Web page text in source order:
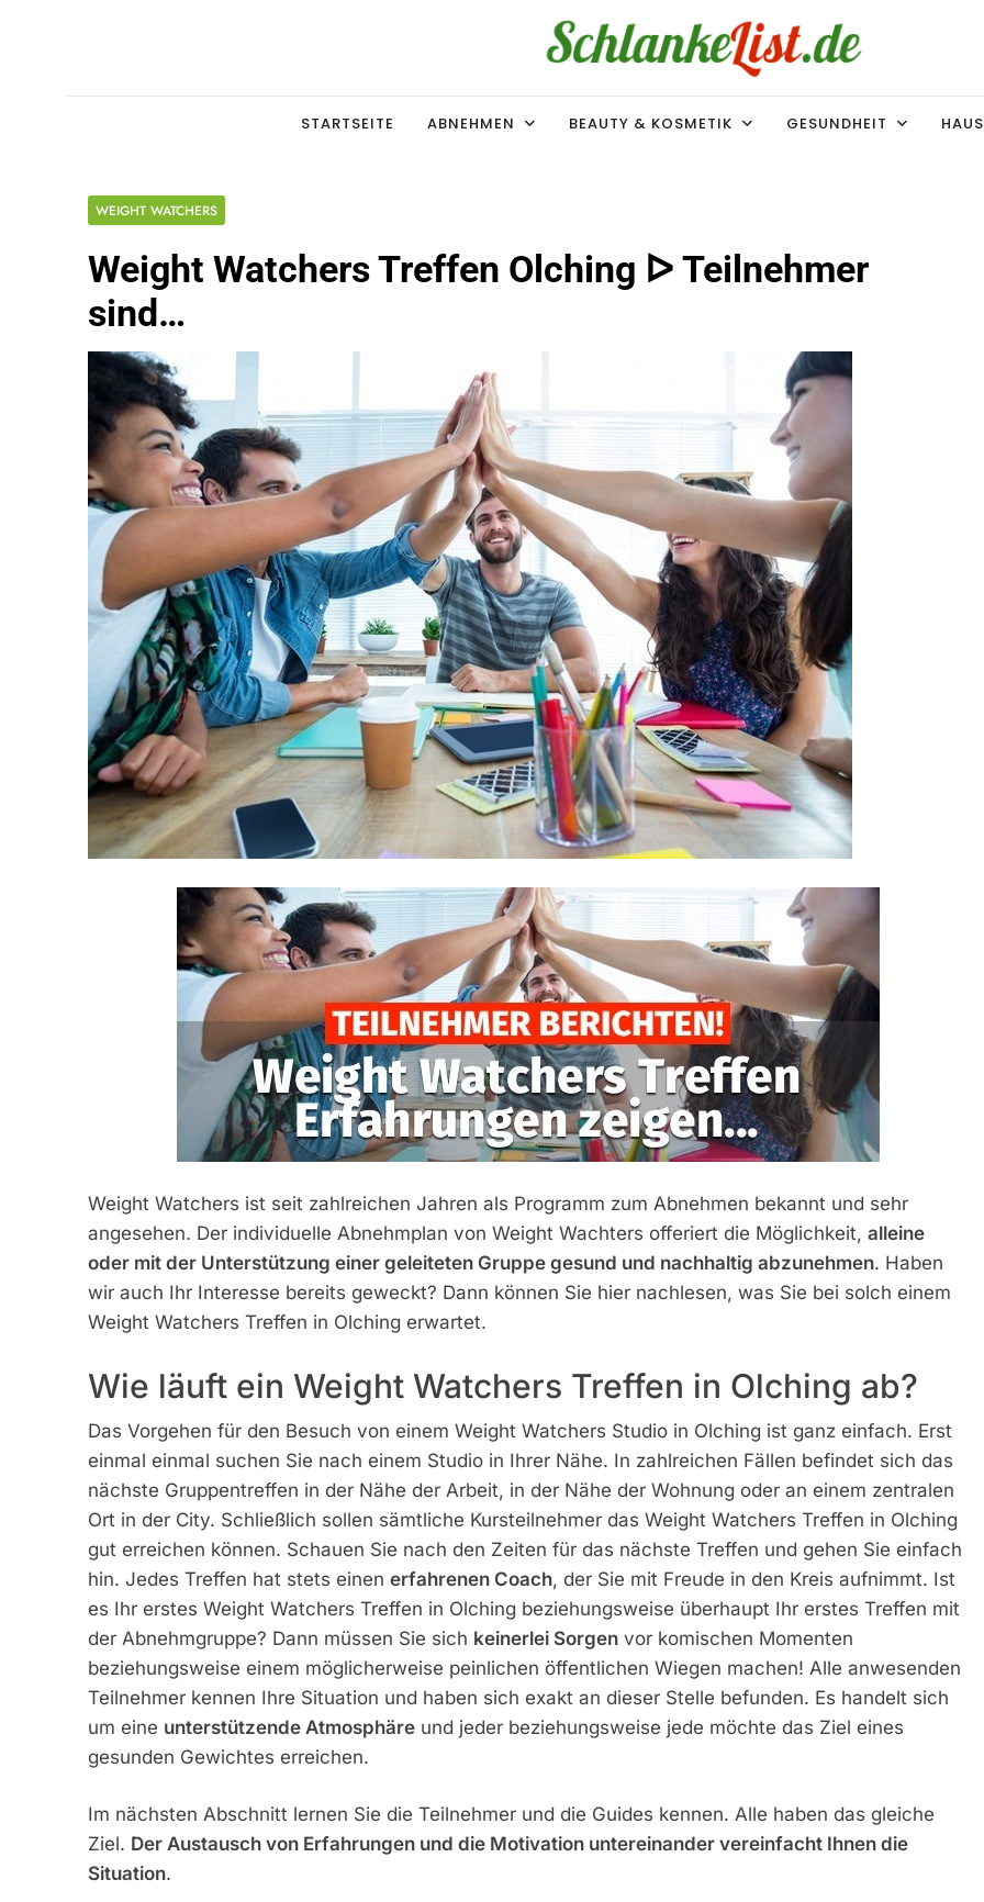
Schlanke-List.de
MAGERSUCHT. BULIMIE. ADIPOSITAS? SIE SIND NICHT ALLEIN!
STARTSEITE
ABNEHMEN BEAUTY & KOSMETIK GESUNDHEIT
WEIGHT WATCHERS
Weight Watchers Treffen Olching ᐅ Teilnehmer
sind…
Weight Watchers ist seit zahlreichen Jahren als Programm zum Abnehmen bekannt und sehr
angesehen. Der individuelle Abnehmplan von Weight Wachters offeriert die Möglichkeit, alleine
oder mit der Unterstützung einer geleiteten Gruppe gesund und nachhaltig abzunehmen. Haben
wir auch Ihr Interesse bereits geweckt? Dann können Sie hier nachlesen, was Sie bei solch einem
Weight Watchers Treffen in Olching erwartet.
Wie läuft ein Weight Watchers Treffen in Olching ab?
Das Vorgehen für den Besuch von einem Weight Watchers Studio in Olching ist ganz einfach. Erst
einmal einmal suchen Sie nach einem Studio in Ihrer Nähe. In zahlreichen Fällen befindet sich das
nächste Gruppentreffen in der Nähe der Arbeit, in der Nähe der Wohnung oder an einem zentralen
Ort in der City. Schließlich sollen sämtliche Kursteilnehmer das Weight Watchers Treffen in Olching
gut erreichen können. Schauen Sie nach den Zeiten für das nächste Treffen und gehen Sie einfach
hin. Jedes Treffen hat stets einen erfahrenen Coach, der Sie mit Freude in den Kreis aufnimmt. Ist
es Ihr erstes Weight Watchers Treffen in Olching beziehungsweise überhaupt Ihr erstes Treffen mit
der Abnehmgruppe? Dann müssen Sie sich keinerlei Sorgenvor komischen Momenten
beziehungsweise einem möglicherweise peinlichen öffentlichen Wiegen machen! Alle anwesenden
Teilnehmer kennen Ihre Situation und haben sich exakt an dieser Stelle befunden. Es handelt sich
um eine unterstützende Atmosphäreund jeder beziehungsweise jede möchte das Ziel eines
gesunden Gewichtes erreichen.
Im nächsten Abschnitt lernen Sie die Teilnehmer und die Guides kennen. Alle haben das gleiche
Ziel. Der Austausch von Erfahrungen und die Motivation untereinander vereinfacht Ihnen die
Situation.